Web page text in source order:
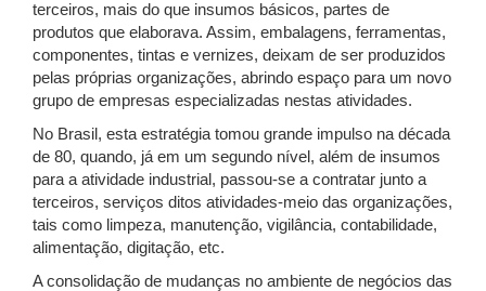
terceiros, mais do que insumos básicos, partes de
produtos que elaborava. Assim, embalagens, ferramentas,
componentes, tintas e vernizes, deixam de ser produzidos
pelas próprias organizações, abrindo espaço para um novo
grupo de empresas especializadas nestas atividades.
No Brasil, esta estratégia tomou grande impulso na década
de 80, quando, já em um segundo nível, além de insumos
para a atividade industrial, passou-se a contratar junto a
terceiros, serviços ditos atividades-meio das organizações,
tais como limpeza, manutenção, vigilância, contabilidade,
alimentação, digitação, etc.
A consolidação de mudanças no ambiente de negócios das